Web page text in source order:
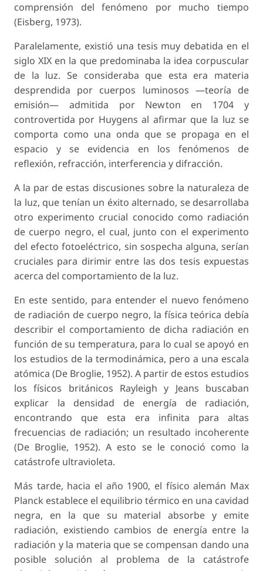
comprensión del fenómeno por mucho tiempo
(Eisberg, 1973).
Paralelamente, existió una tesis muy debatida en el
siglo XIX en la que predominaba la idea corpuscular
de la luz. Se consideraba que esta era materia
desprendida por cuerpos luminosos —teoría de
emisión— admitida por Newton en 1704 y
controvertida por Huygens al afirmar que la luz se
comporta como una onda que se propaga en el
espacio y se evidencia en los fenómenos de
reflexión, refracción, interferencia y difracción.
A la par de estas discusiones sobre la naturaleza de
la luz, que tenían un éxito alternado, se desarrollaba
otro experimento crucial conocido como radiación
de cuerpo negro, el cual, junto con el experimento
del efecto fotoeléctrico, sin sospecha alguna, serían
cruciales para dirimir entre las dos tesis expuestas
acerca del comportamiento de la luz.
En este sentido, para entender el nuevo fenómeno
de radiación de cuerpo negro, la física teórica debía
describir el comportamiento de dicha radiación en
función de su temperatura, para lo cual se apoyó en
los estudios de la termodinámica, pero a una escala
atómica (De Broglie, 1952). A partir de estos estudios
los físicos británicos Rayleigh y Jeans buscaban
explicar la densidad de energía de radiación,
encontrando que esta era infinita para altas
frecuencias de radiación; un resultado incoherente
(De Broglie, 1952). A esto se le conoció como la
catástrofe ultravioleta.
Más tarde, hacia el año 1900, el físico alemán Max
Planck establece el equilibrio térmico en una cavidad
negra, en la que su material absorbe y emite
radiación, existiendo cambios de energía entre la
radiación y la materia que se compensan dando una
posible solución al problema de la catástrofe